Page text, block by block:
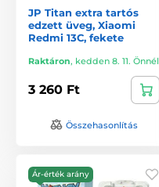
JP Titan extra tartós
edzett üveg, Xiaomi
Redmi 13C, fekete
Raktáron, kedden 8. 11. Önnél
3 260 Ft
Összehasonlítás
Ár-érték arány